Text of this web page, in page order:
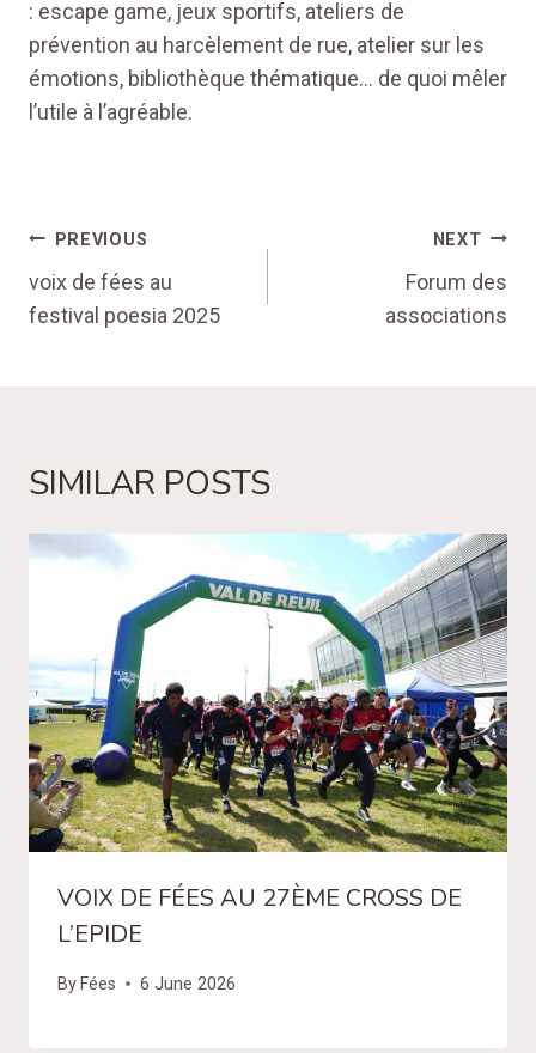
: escape game, jeux sportifs, ateliers de
prévention au harcèlement de rue, atelier sur les
émotions, bibliothèque thématique… de quoi mêler
l’utile à l’agréable.
POST
NAVIGATION
PREVIOUS
voix de fées au
festival poesia 2025
NEXT
Forum des
associations
SIMILAR POSTS
VOIX DE FÉES AU 27ÈME CROSS DE
L’EPIDE
By Fées 6 June 2026